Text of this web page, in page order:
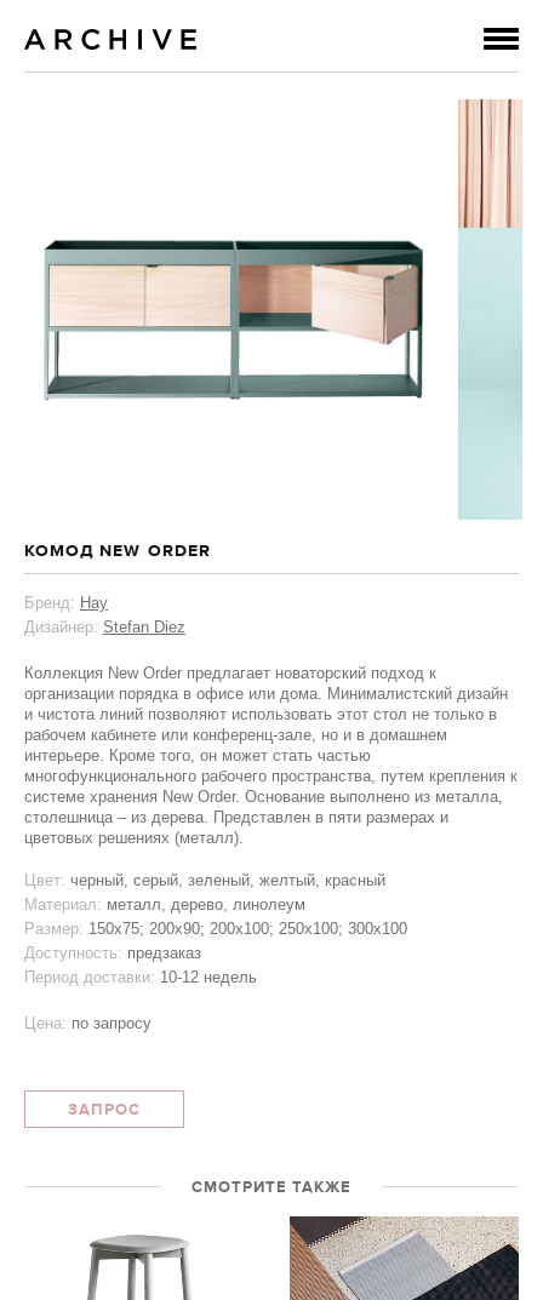
КОМОД NEW ORDER
Бренд: Hay
Дизайнер: Stefan Diez
Коллекция New Order предлагает новаторский подход к
организации порядка в офисе или дома. Минималистский дизайн
и чистота линий позволяют использовать этот стол не только в
рабочем кабинете или конференц-зале, но и в домашнем
интерьере. Кроме того, он может стать частью
многофункционального рабочего пространства, путем крепления к
системе хранения New Order. Основание выполнено из металла,
столешница – из дерева. Представлен в пяти размерах и
цветовых решениях (металл).
Цвет: черный, серый, зеленый, желтый, красный
Материал: металл, дерево, линолеум
Размер: 150x75; 200x90; 200x100; 250x100; 300x100
Доступность: предзаказ
Период доставки: 10-12 недель
Цена: по запросу
ЗАПРОС
СМОТРИТЕ ТАКЖЕ